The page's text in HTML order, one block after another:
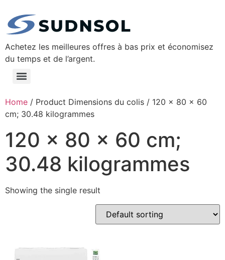
Achetez les meilleures offres à bas prix et économisez
du temps et de l’argent.
Home / Product Dimensions du colis / ‎120 x 80 x 60
cm; 30.48 kilogrammes
‎120 x 80 x 60 cm;
30.48 kilogrammes
Showing the single result